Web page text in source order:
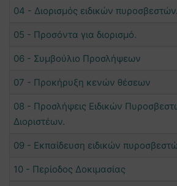
04 - Διορισμός ειδικών πυροσβεστών.
05 - Προσόντα για διορισμό.
06 - Συμβούλιο Προσλήψεων
07 - Προκήρυξη κενών θέσεων
08 - Προσλήψεις Ειδικών
Διοριστέων.
09 - Εκπαίδευση ειδικών
10 - Περίοδος Δοκιμασίας